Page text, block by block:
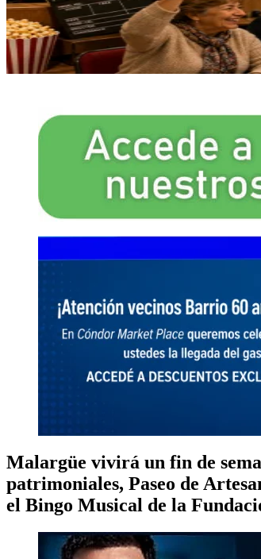
Malargüe vivirá un fin de
patrimoniales, Paseo de
el Bingo Musical de la